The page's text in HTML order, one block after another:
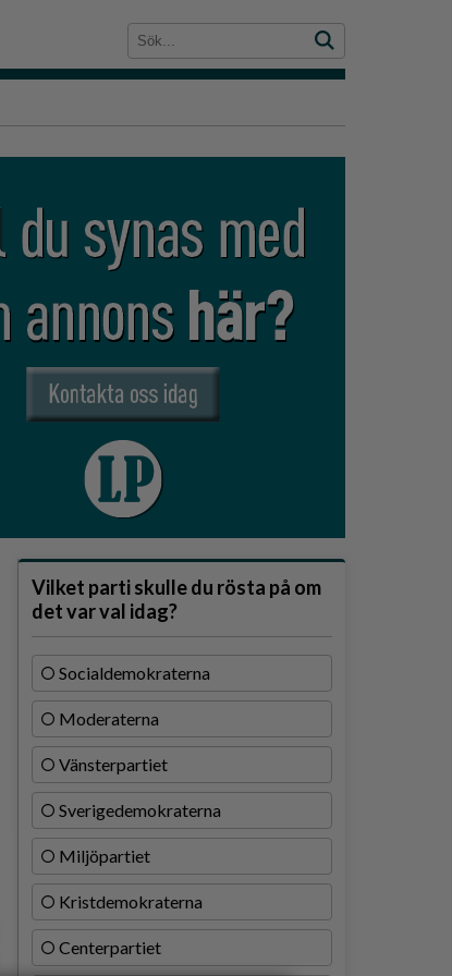
Vilket parti skulle du rösta på om
det var val idag?
Socialdemokraterna
Moderaterna
Vänsterpartiet
Sverigedemokraterna
Miljöpartiet
Kristdemokraterna
Centerpartiet